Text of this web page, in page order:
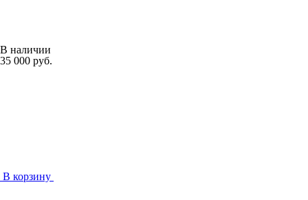
В наличии
35 000 руб.
В корзину